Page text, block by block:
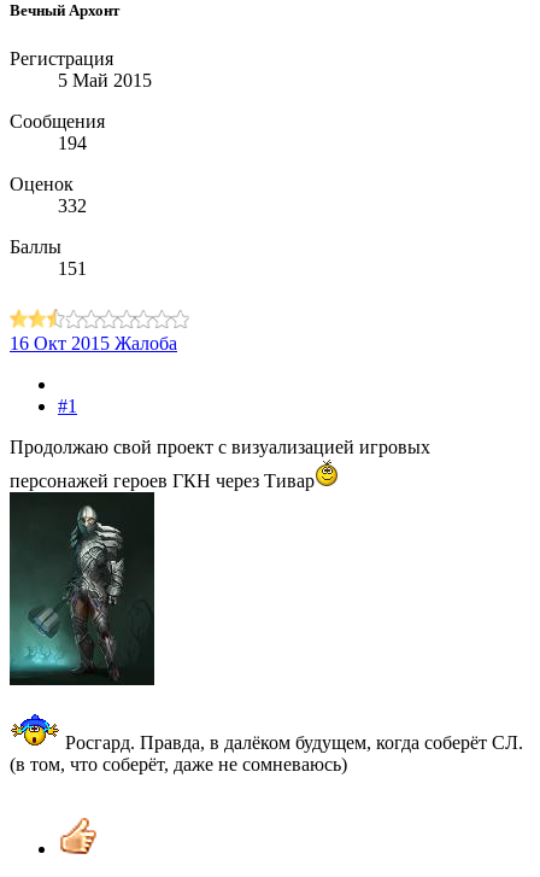
Вечный Архонт
Регистрация
5 Май 2015
Сообщения
194
Оценок
332
Баллы
151
16 Окт 2015 Жалоба
#1
Продолжаю свой проект с визуализацией игровых
персонажей героев ГКН через Тивар
Росгард. Правда, в далёком будущем, когда соберёт СЛ.
(в том, что соберёт, даже не сомневаюсь)